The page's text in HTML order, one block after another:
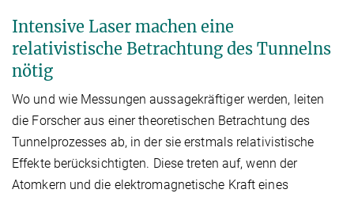
Intensive Laser machen eine
relativistische Betrachtung des Tunnelns
nötig
Wo und wie Messungen aussagekräftiger werden, leiten
die Forscher aus einer theoretischen Betrachtung des
Tunnelprozesses ab, in der sie erstmals relativistische
Effekte berücksichtigten. Diese treten auf, wenn der
Atomkern und die elektromagnetische Kraft eines